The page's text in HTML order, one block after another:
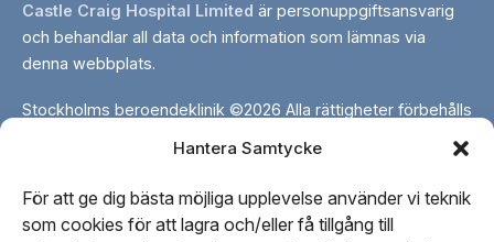
Hantera Samtycke
För att ge dig bästa möjliga upplevelse använder vi teknik
som cookies för att lagra och/eller få tillgång till
Castle Craig Hospital Limited är personuppgiftsansvarig
och behandlar all data och information som lämnas via
denna webbplats.
Stockholms beroendeklinik ©2026 Alla rättigheter förbehålls
Stockholms
Stockholms
Stockholms